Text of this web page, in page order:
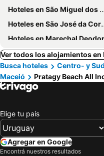
Hoteles en São Miguel dos Milagres
Hoteles en São José da Coroa Grande
Hoteles en Marechal
Ver todos los alojamientos en
Busca hoteles
Centro- y
Maceió
Pratagy Beach All
Elige tu país
Agregar en Google
Encontrá nuestros resultados